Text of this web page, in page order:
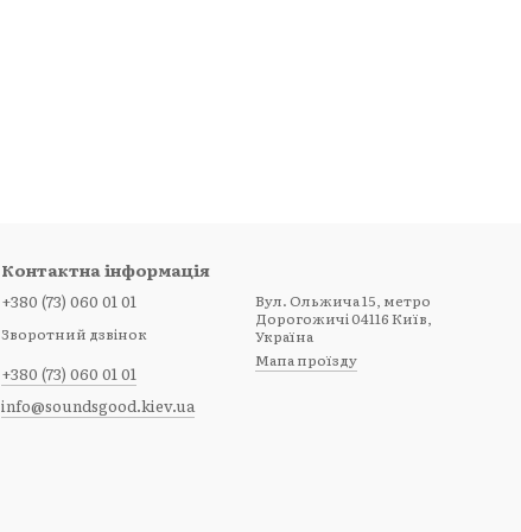
Контактна інформація
+380 (73) 060 01 01
Зворотний дзвінок
+380 (73) 060 01 01
info@soundsgood.kiev.ua
Вул. Ольжича 15, метро
Дорогожичі 04116 Київ,
Україна
Мапа проїзду